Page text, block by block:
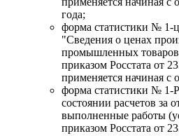
года;
форма статистики № 1-
"Сведения о ценах
промышленных
приказом Росстата от
применяется начиная с
форма статистики № 1-
состоянии расчетов
выполненные работы
приказом Росстата от